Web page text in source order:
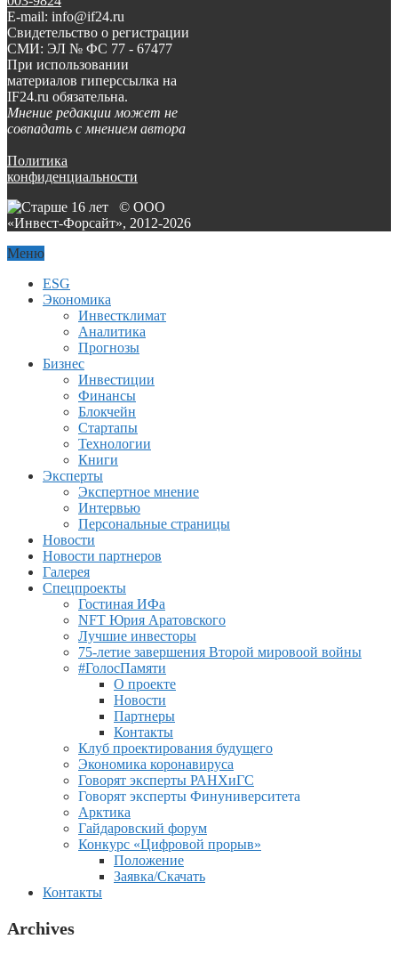
E-mail: info@if24.ru
Свидетельство о регистрации
СМИ: ЭЛ № ФС 77 - 67477
При использовании
материалов гиперссылка на
IF24.ru обязательна.
Мнение редакции может не
совпадать с мнением автора
Политика
конфиденциальности
© ООО
«Инвест-Форсайт», 2012-2026
Меню
ESG
Экономика
Инвестклимат
Аналитика
Прогнозы
Бизнес
Инвестиции
Финансы
Блокчейн
Стартапы
Технологии
Книги
Эксперты
Экспертное мнение
Интервью
Персональные страницы
Новости
Новости партнеров
Галерея
Спецпроекты
Гостиная ИФа
NFT Юрия Аратовского
Лучшие инвесторы
75-летие завершения Второй мировоой войны
#ГолосПамяти
О проекте
Новости
Партнеры
Контакты
Клуб проектирования будущего
Экономика коронавируса
Говорят эксперты РАНХиГС
Говорят эксперты Финуниверситета
Арктика
Гайдаровский форум
Конкурс «Цифровой прорыв»
Положение
Заявка/Скачать
Контакты
Archives